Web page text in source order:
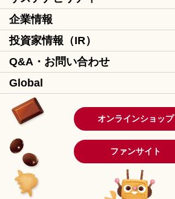
企業情報
投資家情報（IR）
Q&A・お問い合わせ
Global
オンラインショップ
ファンサイト